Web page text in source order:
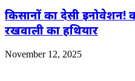
किसानों का देसी इनोवेशन!
रखवाली का हथियार
November 12, 2025